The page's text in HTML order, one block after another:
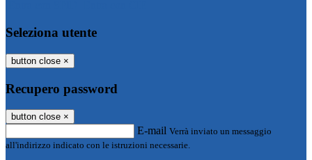
Seleziona utente
button close ×
Recupero password
button close ×
E-mail Verrà inviato un messaggio
all'indirizzo indicato con le istruzioni necessarie.